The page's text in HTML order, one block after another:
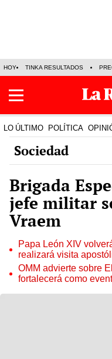
HOY TINKA RESULTADOS
LO ÚLTIMO POLÍTICA
Sociedad
Brigada
jefe militar
Vraem
Papa León XIV
realizará visita
OMM advierte sobre
fortalecerá como